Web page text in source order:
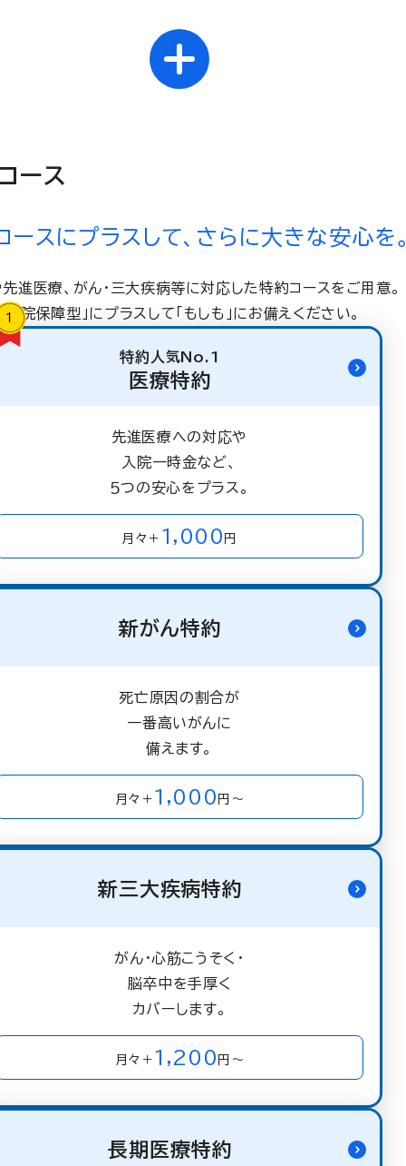
ース
ースにプラスして、さらに大きな安心を
進医療、がん・三大疾病等に対応した特約コースをご用意。
入院保障型」にプラスして「もしも」にお備えください。
特約人気No.1
医療特約
先進医療への対応や
入院一時金など、
５つの安心をプラス。
月々＋ 1,000 円
新がん特約
死亡原因の割合が
一番高いがんに
備えます。
月々＋ 1,000 円～
新三大疾病特約
がん・心筋こうそく・
脳卒中を手厚く
カバーします。
月々＋ 1,200 円～
長期医療特約